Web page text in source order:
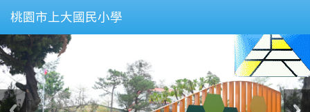
桃園市上大國民小學